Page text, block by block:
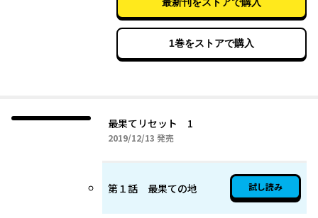
1巻をストアで購入
最果てリセット 1
2019/12/13 2019年12月13日
発売
第１話 最果ての地 試し読み